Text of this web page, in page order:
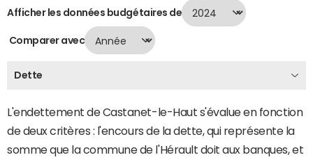
Afficher les données budgétaires de
Comparer avec
Dette
L'endettement de Castanet-le-Haut s'évalue en fonction
de deux critères : l'encours de la dette, qui représente la
somme que la commune de l'Hérault doit aux banques, et